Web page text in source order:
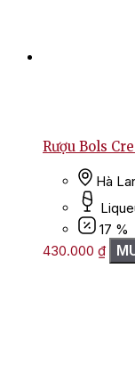
Rượu Bols
Hà
17 %
430.000 ₫